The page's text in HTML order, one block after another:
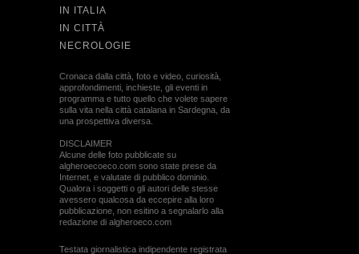
IN ITALIA
IN CITTÀ
NECROLOGIE
Cronaca dalla città, foto e video, curiosità,
approfondimenti, inchieste, gli eventi in
programma e tutto quello che volete sapere
sulla vita nella città catalana in Sardegna, da
una prospettiva diversa.
DISCLAIMER
Alcune delle foto pubblicate su
algheroecoeco.com sono state prese da
Internet, e valutate di pubblico dominio.
Qualora i soggetti o gli autori delle stesse
avessero qualcosa da eccepire alla loro
pubblicazione, non esitino a segnalarlo alla
redazione di algheroeco.com
Testata giornalistica indipendente registrata